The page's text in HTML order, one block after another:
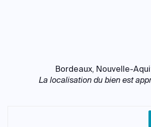
Bordeaux, Nouvelle-
La localisation du bien est